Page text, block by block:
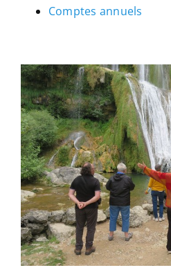
Comptes annuels